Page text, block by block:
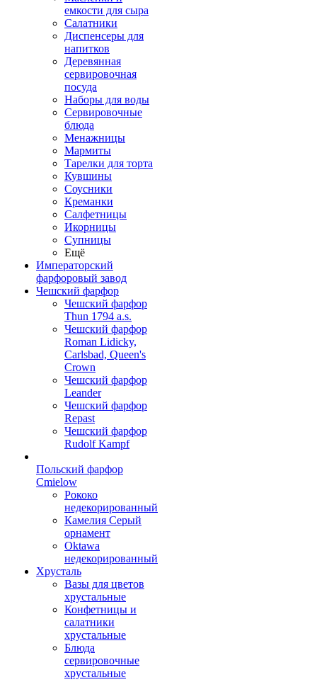
емкости для сыра
Салатники
Диспенсеры для
напитков
Деревянная
сервировочная
посуда
Наборы для воды
Сервировочные
блюда
Менажницы
Мармиты
Тарелки для торта
Кувшины
Соусники
Креманки
Салфетницы
Икорницы
Супницы
Ещё
Императорский
фарфоровый завод
Чешский фарфор
Чешский фарфор
Thun 1794 a.s.
Чешский фарфор
Roman Lidicky,
Carlsbad, Queen's
Crown
Чешский фарфор
Leander
Чешский фарфор
Repast
Чешский фарфор
Rudolf Kampf
Польский фарфор
Сmielow
Рококо
недекорированный
Камелия Серый
орнамент
Oktawa
недекорированный
Хрусталь
Вазы для цветов
хрустальные
Конфетницы и
салатники
хрустальные
Блюда
сервировочные
хрустальные